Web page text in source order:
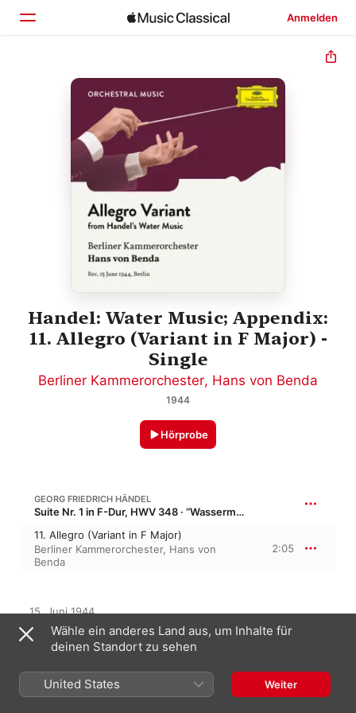
Anmelden
Startseite
Entdecken
Suchen
Handel: Water Music; Appendix:
11. Allegro (Variant in F Major) -
Single
Berliner Kammerorchester, Hans von Benda
1944
Hörprobe
GEORG FRIEDRICH HÄNDEL
Suite Nr. 1 in F-Dur, HWV 348 · “Wassermusik Nr. 1”
11. Allegro (Variant in F Major)
Berliner Kammerorchester, Hans von
Benda
2:05
15. Juni 1944
1 Titel, 2 Minuten
℗ 1944 Deutsche Grammophon GmbH, Berlin
Deutsche Grammophon
Wähle ein anderes Land aus, um Inhalte für
deinen Standort zu sehen
United States Weiter